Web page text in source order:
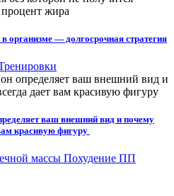
организме — долгосрочная стратегия
ваш внешний вид и почему
красивую фигуру
массы Похудение ПП